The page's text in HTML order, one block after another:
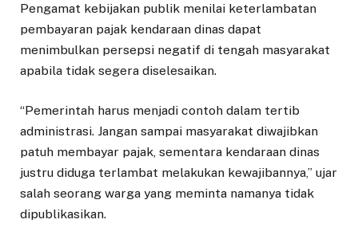
Pengamat kebijakan publik menilai keterlambatan
pembayaran pajak kendaraan dinas dapat
menimbulkan persepsi negatif di tengah masyarakat
apabila tidak segera diselesaikan.
“Pemerintah harus menjadi contoh dalam tertib
administrasi. Jangan sampai masyarakat diwajibkan
patuh membayar pajak, sementara kendaraan dinas
justru diduga terlambat melakukan kewajibannya,” ujar
salah seorang warga yang meminta namanya tidak
dipublikasikan.